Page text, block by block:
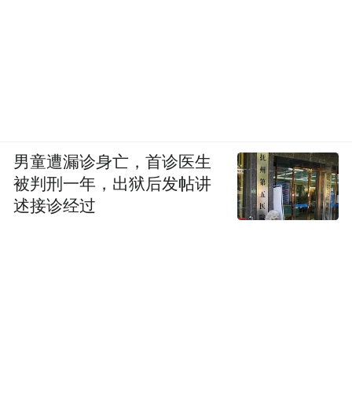
男童遭漏诊身亡，首诊医生
被判刑一年，出狱后发帖讲
述接诊经过